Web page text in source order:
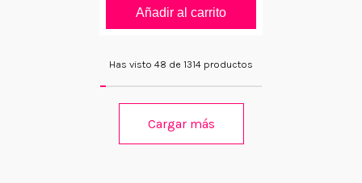
Añadir al carrito
Has visto 48 de 1314 productos
Cargar más